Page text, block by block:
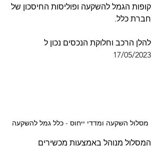
קופות הגמל להשקעה ופוליסות החיסכון של
חברת כלל.
להלן הרכב וחלוקת הנכסים נכון ל
17/05/2023
מסלול השקעה ומדדי ייחוס - כלל גמל להשקעה
המסלול מנוהל באמצעות מכשירים